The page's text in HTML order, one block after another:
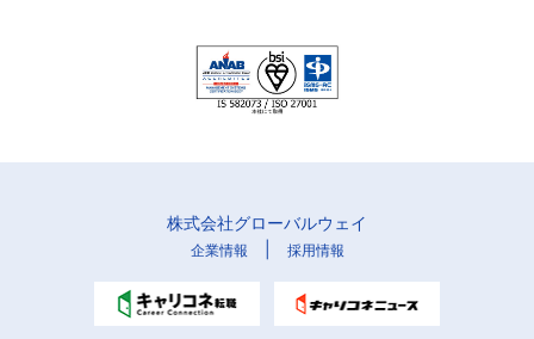
株式会社グローバルウェイ
企業情報 採用情報